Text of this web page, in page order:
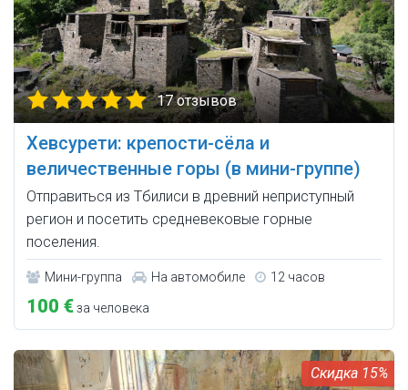
17 отзывов
Хевсурети: крепости-сёла и
величественные горы (в мини-группе)
Отправиться из Тбилиси в древний неприступный
регион и посетить средневековые горные
поселения.
Мини-группа На автомобиле 12 часов
100 €за человека
15%